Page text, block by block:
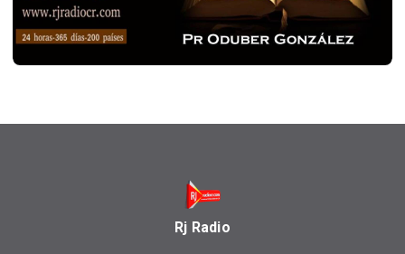
Rj Radio